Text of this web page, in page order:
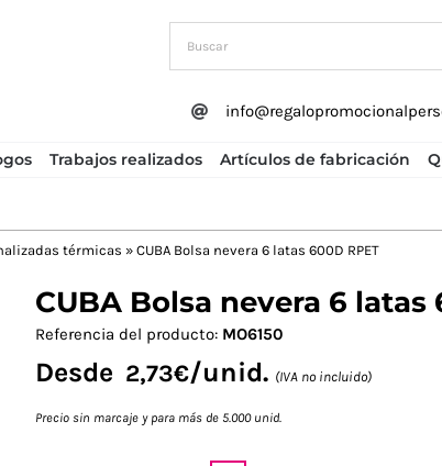
Trabajos realizados Artículos de fabricación
térmicas » CUBA Bolsa nevera 6 latas 600D RPET
CUBA Bolsa nevera 6 latas
Referencia del producto: MO6150
Desde 2,73€/unid. (IVA no incluido)
Precio sin marcaje y para más de 5.000 unid.